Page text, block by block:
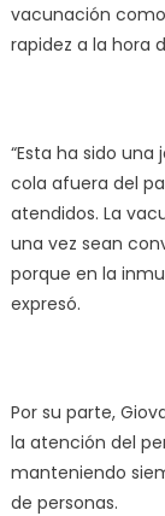
vacunación
rapidez a la hora
“Esta ha sido
cola afuera del
atendidos. La
una vez sean
porque en la
expresó.
Por su parte,
la atención del
manteniendo
de personas.